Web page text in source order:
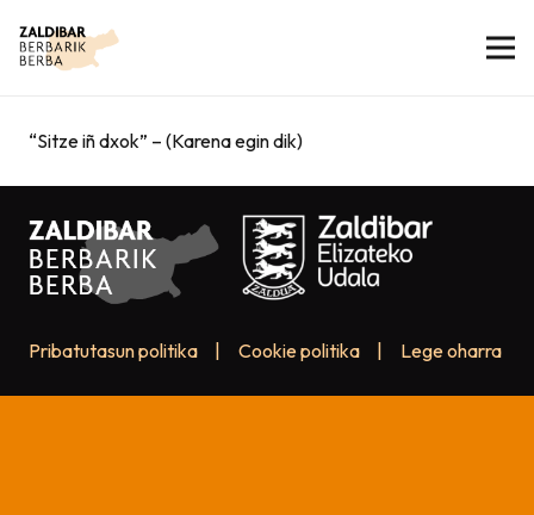
“Sitze iñ dxok” – (Karena egin dik)
Pribatutasun politika Cookie politika Lege oharra